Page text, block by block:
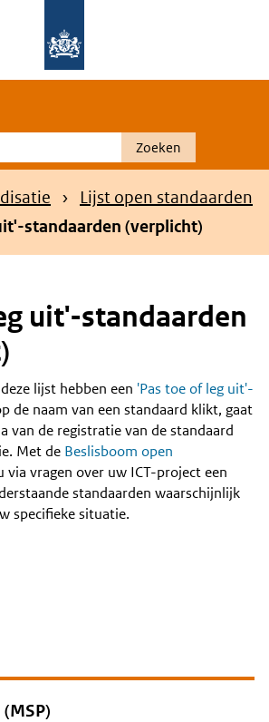
Zoeken
Lijst open standaarden
standaarden (verplicht)
uit'-standaarden
lijst hebben een 'Pas toe of leg uit'-
de naam van een standaard klikt, gaat
van de registratie van de standaard
Met de Beslisboom open
via vragen over uw ICT-project een
standaarden waarschijnlijk
specifieke situatie.